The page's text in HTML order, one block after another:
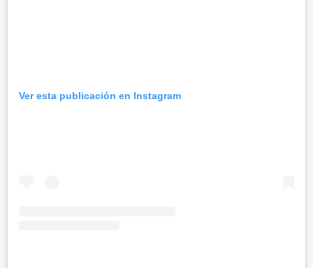
Ver esta publicación en Instagram